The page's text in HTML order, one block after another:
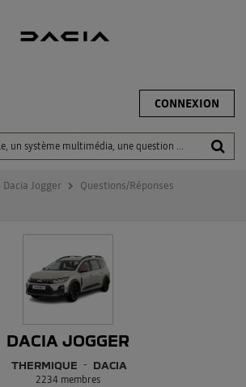
CONNEXION
Jogger Questions/Réponses
DACIA JOGGER
THERMIQUE DACIA
2234 membres